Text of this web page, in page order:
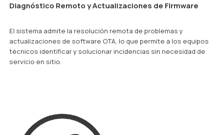
Diagnóstico Remoto y Actualizaciones de Firmware
El sistema admite la resolución remota de problemas y
actualizaciones de software OTA, lo que permite a los equipos
técnicos identificar y solucionar incidencias sin necesidad de
servicio en sitio.